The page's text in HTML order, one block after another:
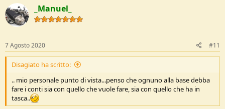
i
o
n
_Manuel_
7 Agosto 2020 #11
Disagiato ha scritto:
.. mio personale punto di vista...penso che ognuno alla base debba
fare i conti sia con quello che vuole fare, sia con quello che ha in
tasca..